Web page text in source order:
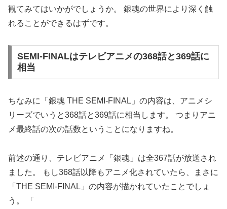
観てみてはいかがでしょうか。 銀魂の世界により深く触
れることができるはずです。
SEMI-FINALはテレビアニメの368話と369話に
相当
ちなみに「銀魂 THE SEMI-FINAL」の内容は、アニメシ
リーズでいうと368話と369話に相当します。 つまりアニ
メ最終話の次の話数ということになりますね。
前述の通り、テレビアニメ「銀魂」は全367話が放送され
ました。 もし368話以降もアニメ化されていたら、まさに
「THE SEMI-FINAL」の内容が描かれていたことでしょ
う。 「